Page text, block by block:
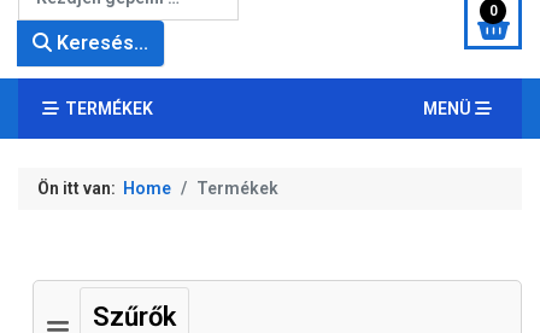
Keresés...
0
TERMÉKEK MENÜ
Ön itt van: Home Termékek
Szűrők